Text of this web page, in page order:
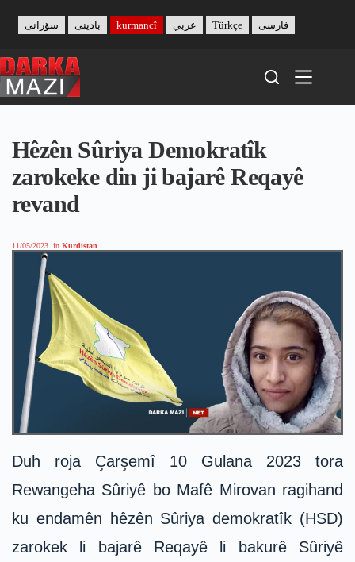
content
بادینی سۆرانی kurmancî عربي Türkçe فارسی
Hêzên Sûriya Demokratîk
zarokeke din ji bajarê Reqayê
revand
11/05/2023 in Kurdistan
Duh roja Çarşemî 10 Gulana 2023 tora
Rewangeha Sûriyê bo Mafê Mirovan ragihand
ku endamên hêzên Sûriya demokratîk (HSD)
zarokek li bajarê Reqayê li bakurê Sûriyê